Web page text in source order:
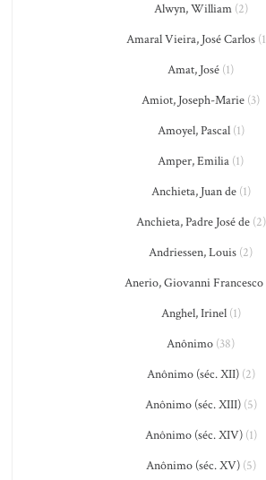
Alwyn, William(2)
Amaral Vieira, José Carlos
Amat, José (1)
Amiot, Joseph-Marie (3)
Amoyel, Pascal(1)
Amper, Emilia (1)
Anchieta, Juan de(1)
Anchieta, Padre José de(2)
Andriessen, Louis (2)
Anerio, Giovanni Francesco
Anghel, Irinel(1)
Anônimo (38)
Anônimo (séc. XII)(2)
Anônimo (séc. XIII)(5)
Anônimo (séc. XIV)(1)
Anônimo (séc. XV)(5)